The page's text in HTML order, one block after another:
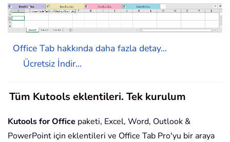
Office Tab hakkında daha fazla detay...
Ücretsiz İndir...
Tüm Kutools eklentileri. Tek kurulum
Kutools for Office paketi, Excel, Word, Outlook &
PowerPoint için eklentileri ve Office Tab Pro'yu bir araya